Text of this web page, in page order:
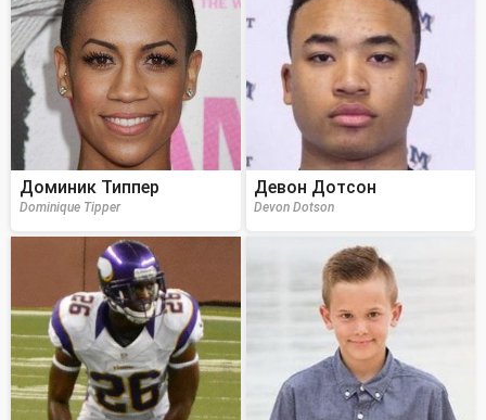
Доминик Типпер
Dominique Tipper
Девон Дотсон
Devon Dotson